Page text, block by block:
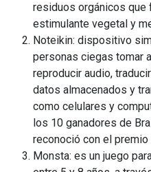
residuos orgánicos que
estimulante vegetal y
Noteikin: dispositivo
personas ciegas tomar
reproducir audio,
datos almacenados y
como celulares y
los 10 ganadores de
reconoció con el premio
Monsta: es un juego